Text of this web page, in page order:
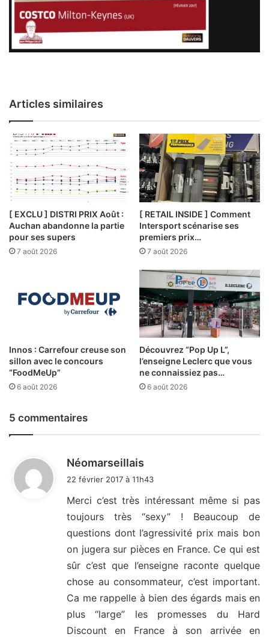
Articles similaires
[ EXCLU ] DISTRI PRIX Août :
Auchan abandonne la partie
pour ses supers
7 août 2026
[ RETAIL INSIDE ] Comment
Intersport scénarise ses
premiers prix…
7 août 2026
Innos : Carrefour creuse son
sillon avec le concours
“FoodMeUp”
6 août 2026
Découvrez “Pop Up L”,
l’enseigne Leclerc que vous
ne connaissiez pas…
6 août 2026
5 commentaires
Néomarseillais
:
22 février 2017 à 11h43
Merci c’est très intéressant même si pas
toujours très “sexy” ! Beaucoup de
questions dont l’agressivité prix mais bon
on jugera sur pièces en France. Ce qui est
sûr c’est que l’enseigne raconte quelque
chose au consommateur, c’est important.
Ca me rappelle à bien des égards mais en
plus “large” les promesses du Hard
Discount en France à son arrivée en